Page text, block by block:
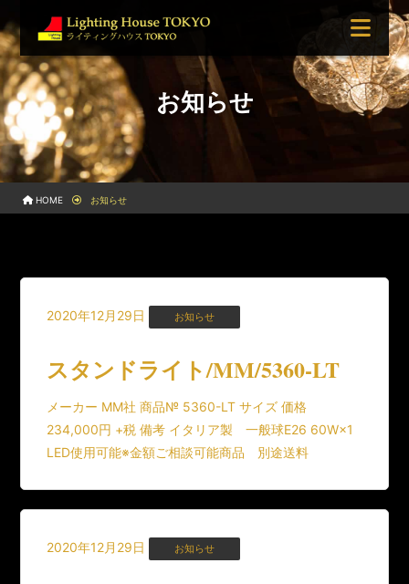
お知らせ
HOME お知らせ
2020年12月29日 お知らせ
スタンドライト/MM/5360-LT
メーカー MM社 商品№ 5360-LT サイズ 価格
234,000円 +税 備考 イタリア製 一般球E26 60W×1
LED使用可能※金額ご相談可能商品 別途送料
2020年12月29日 お知らせ